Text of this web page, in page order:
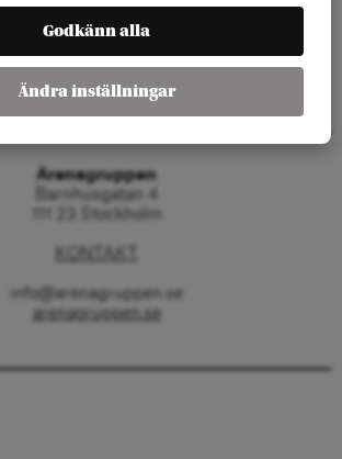
Arenagruppen
Barnhusgatan 4
111 23 Stockholm
KONTAKT
info@arenagruppen.se
arenagruppen.se
Godkänn alla
Ändra inställningar